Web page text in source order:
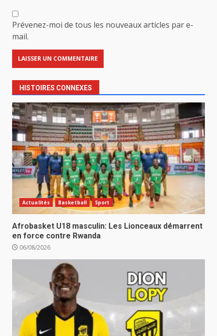
Prévenez-moi de tous les nouveaux articles par e-
mail.
HISTOIRES CONNEXES
Actualités Basketball Sport
Afrobasket U18 masculin: Les Lionceaux démarrent
en force contre Rwanda
06/08/2026